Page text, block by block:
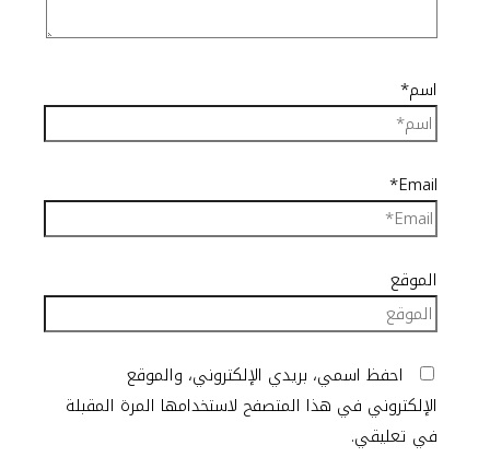
اسم*
Email*
الموقع
احفظ اسمي، بريدي الإلكتروني، والموقع
الإلكتروني في هذا المتصفح لاستخدامها المرة المقبلة
في تعليقي.